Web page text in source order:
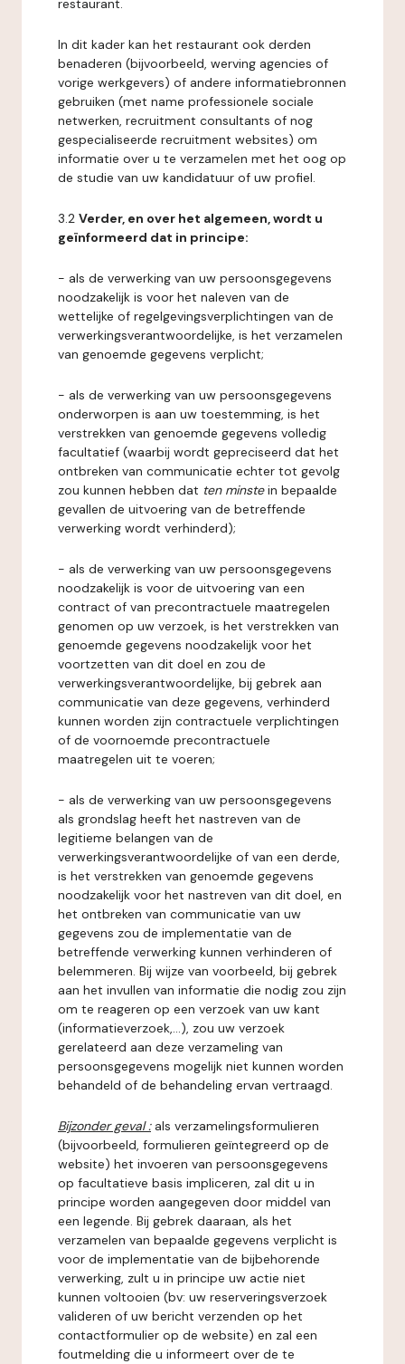
restaurant.
In dit kader kan het restaurant ook derden
benaderen (bijvoorbeeld, werving agencies of
vorige werkgevers) of andere informatiebronnen
gebruiken (met name professionele sociale
netwerken, recruitment consultants of nog
gespecialiseerde recruitment websites) om
informatie over u te verzamelen met het oog op
de studie van uw kandidatuur of uw profiel.
3.2 Verder, en over het algemeen, wordt u
geïnformeerd dat in principe:
- als de verwerking van uw persoonsgegevens
noodzakelijk is voor het naleven van de
wettelijke of regelgevingsverplichtingen van de
verwerkingsverantwoordelijke, is het verzamelen
van genoemde gegevens verplicht;
- als de verwerking van uw persoonsgegevens
onderworpen is aan uw toestemming, is het
verstrekken van genoemde gegevens volledig
facultatief (waarbij wordt gepreciseerd dat het
ontbreken van communicatie echter tot gevolg
zou kunnen hebben dat ten minstein bepaalde
gevallen de uitvoering van de betreffende
verwerking wordt verhinderd);
- als de verwerking van uw persoonsgegevens
noodzakelijk is voor de uitvoering van een
contract of van precontractuele maatregelen
genomen op uw verzoek, is het verstrekken van
genoemde gegevens noodzakelijk voor het
voortzetten van dit doel en zou de
verwerkingsverantwoordelijke, bij gebrek aan
communicatie van deze gegevens, verhinderd
kunnen worden zijn contractuele verplichtingen
of de voornoemde precontractuele
maatregelen uit te voeren;
- als de verwerking van uw persoonsgegevens
als grondslag heeft het nastreven van de
legitieme belangen van de
verwerkingsverantwoordelijke of van een derde,
is het verstrekken van genoemde gegevens
noodzakelijk voor het nastreven van dit doel, en
het ontbreken van communicatie van uw
gegevens zou de implementatie van de
betreffende verwerking kunnen verhinderen of
belemmeren. Bij wijze van voorbeeld, bij gebrek
aan het invullen van informatie die nodig zou zijn
om te reageren op een verzoek van uw kant
(informatieverzoek,...), zou uw verzoek
gerelateerd aan deze verzameling van
persoonsgegevens mogelijk niet kunnen worden
behandeld of de behandeling ervan vertraagd.
Bijzonder geval : als verzamelingsformulieren
(bijvoorbeeld, formulieren geïntegreerd op de
website) het invoeren van persoonsgegevens
op facultatieve basis impliceren, zal dit u in
principe worden aangegeven door middel van
een legende. Bij gebrek daaraan, als het
verzamelen van bepaalde gegevens verplicht is
voor de implementatie van de bijbehorende
verwerking, zult u in principe uw actie niet
kunnen voltooien (bv: uw reserveringsverzoek
valideren of uw bericht verzenden op het
contactformulier op de website) en zal een
foutmelding die u informeert over de te